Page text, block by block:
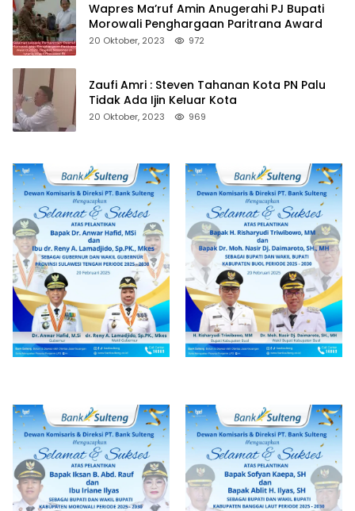
Wapres Ma’ruf Amin Anugerahi PJ Bupati
Morowali Penghargaan Paritrana Award
20 Oktober, 2023 972
Zaufi Amri : Steven Tahanan Kota PN Palu
Tidak Ada Ijin Keluar Kota
20 Oktober, 2023 969